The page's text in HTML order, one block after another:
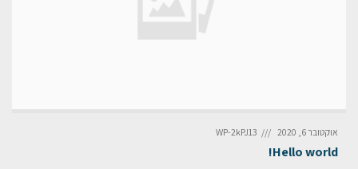
אוקטובר 6, 2020 WP-2kPJ13
Hello world!